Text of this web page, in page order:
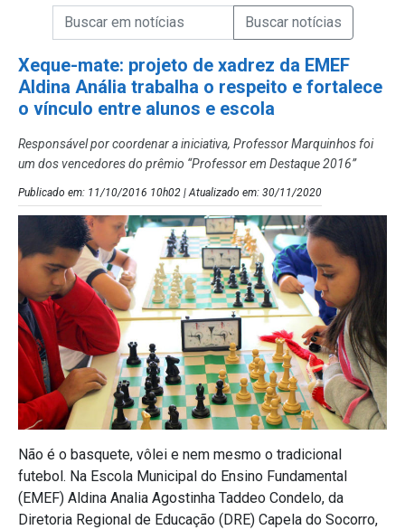
Campo de Busca de Notícias
Campo de Busca de informaçõesEnviar a Busca de Notícias
Xeque-mate: projeto de xadrez da EMEF
Aldina Anália trabalha o respeito e fortalece
o vínculo entre alunos e escola
Responsável por coordenar a iniciativa, Professor Marquinhos foi
um dos vencedores do prêmio “Professor em Destaque 2016”
Publicado em: 11/10/2016 10h02 | Atualizado em: 30/11/2020
Não é o basquete, vôlei e nem mesmo o tradicional
futebol. Na Escola Municipal do Ensino Fundamental
(EMEF) Aldina Analia Agostinha Taddeo Condelo, da
Diretoria Regional de Educação (DRE) Capela do Socorro,